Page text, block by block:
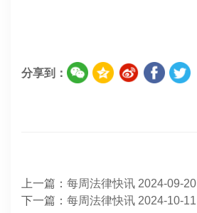
分享到：
上一篇： 每周法律快讯 2024-09-20
下一篇： 每周法律快讯 2024-10-11